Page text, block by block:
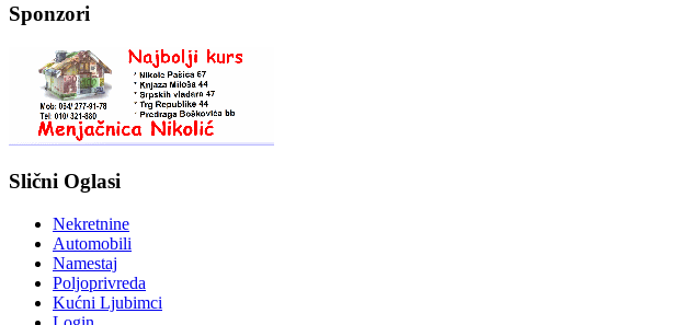
Sponzori
Slični Oglasi
Nekretnine
Automobili
Namestaj
Poljoprivreda
Kućni Ljubimci